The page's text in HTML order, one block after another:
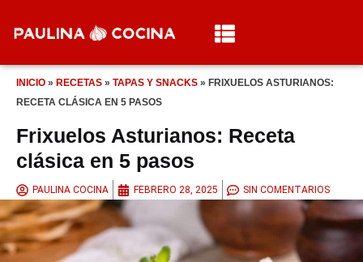
INICIO » RECETAS » TAPAS Y SNACKS » FRIXUELOS ASTURIANOS:
RECETA CLÁSICA EN 5 PASOS
Frixuelos Asturianos: Receta
clásica en 5 pasos
PAULINA COCINA FEBRERO 28, 2025 SIN COMENTARIOS